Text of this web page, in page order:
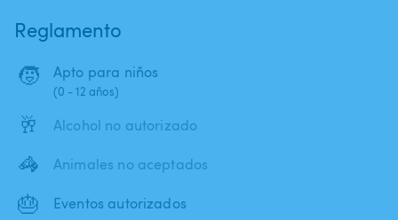
Reglamento
🧒 Apto para niños
(0 - 12 años)
🥂 Alcohol no autorizado
🦓 Animales no aceptados
🎂 Eventos autorizados